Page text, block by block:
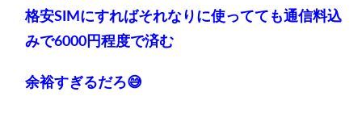
格安SIMにすればそれなりに使ってても通信料込
みで6000円程度で済む
余裕すぎるだろ😅